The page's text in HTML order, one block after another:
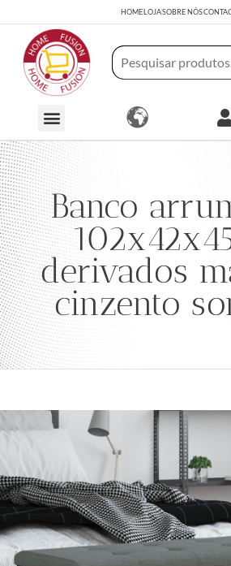
HOMELOJASOBRE NÓS
Banco
derivados
cinzento